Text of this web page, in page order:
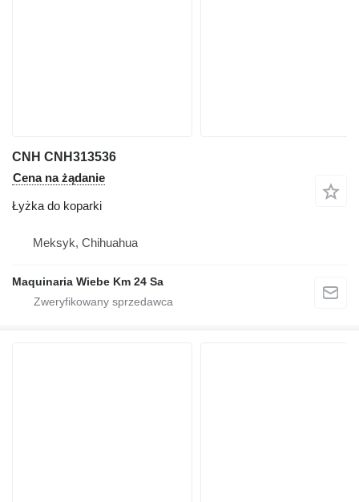
CNH CNH313536
Cena na żądanie
Łyżka do koparki
Meksyk, Chihuahua
Maquinaria Wiebe Km 24 Sa